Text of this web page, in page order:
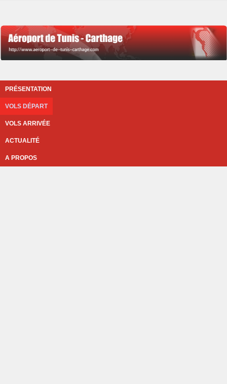
PRÉSENTATION
VOLS DÉPART
VOLS ARRIVÉE
ACTUALITÉ
A PROPOS